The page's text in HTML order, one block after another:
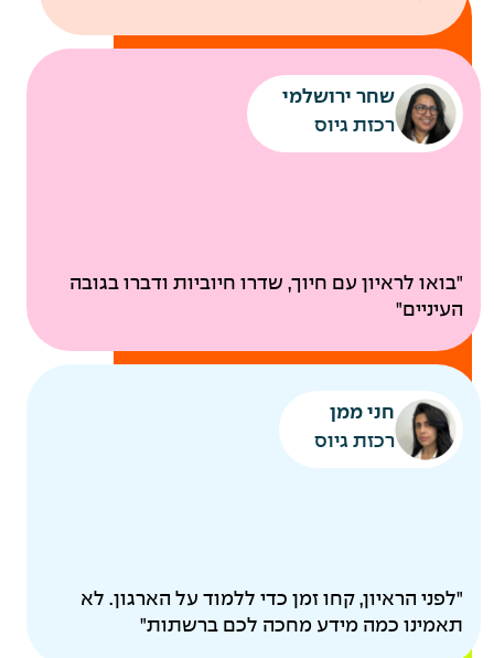
ביטוח בריאות קולקטיבי
בדיקות רפואיות תקופתיות
הורים
שחר ירושלמי
רכזת גיוס
"בואו לראיון עם חיוך, שדרו חיוביות ודברו בגובה
העיניים"
חני ממן
רכזת גיוס
"לפני הראיון, קחו זמן כדי ללמוד על הארגון. לא
תאמינו כמה מידע מחכה לכם ברשתות"